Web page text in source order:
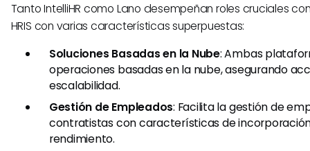
Tanto IntelliHR como Lano desempeñan roles cruciales
HRIS con varias características superpuestas:
Soluciones Basadas en la Nube: Ambas
operaciones basadas en la nube, asegurando
escalabilidad.
Gestión de Empleados: Facilita la gestión de
contratistas con características de
rendimiento.